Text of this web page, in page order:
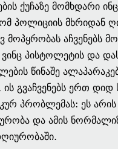
ქუჩაზე მომხდარი
პოლიციის მხრიდან
მოპყრობას აჩვენებს
პისტოლეტის და
წინაშე
ის გვაჩვენებს ერთ
პრობლემას: ეს
და ამის